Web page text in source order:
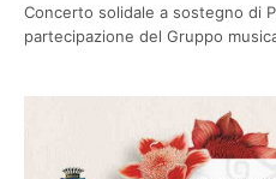
Concerto solidale a sostegno di
partecipazione del Gruppo